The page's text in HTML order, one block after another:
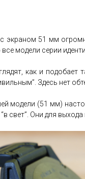
экраном 51 мм
модели серии
как и
Здесь нет
модели (51 мм)
свет”. Они для